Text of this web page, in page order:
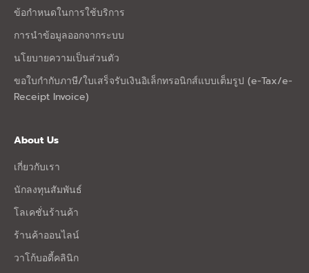
ข้อกำหนดในการใช้บริการ
การนำข้อมูลออกจากระบบ
นโยบายความเป็นส่วนตัว
ขอใบกำกับภาษี/ใบเสร็จรับเงินอิเล็กทรอนิกส์แบบเต็มรูป (e-Tax/e-
Receipt Invoice)
About Us
เกี่ยวกับเรา
นักลงทุนสัมพันธ์
โลเคชั่นร้านค้า
ร้านค้าออนไลน์
วาโก้บอดี้คลินิก